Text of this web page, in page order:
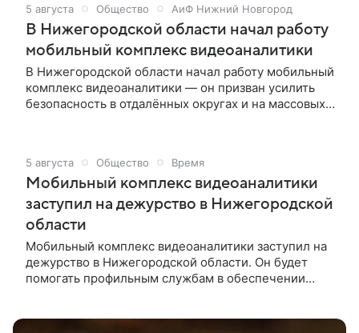
5 августа Общество АиФ Нижний Новгород
В Нижегородской области начал работу
мобильный комплекс видеоаналитики
В Нижегородской области начал работу мобильный
комплекс видеоаналитики — он призван усилить
безопасность в отдалённых округах и на массовых
Об этом сообщили в правительстве Нижегородской
области.
5 августа Общество Время
Мобильный комплекс видеоаналитики
заступил на дежурство в Нижегородской
области
Мобильный комплекс видеоаналитики заступил на
дежурство в Нижегородской области. Он будет
помогать профильным службам в обеспечении